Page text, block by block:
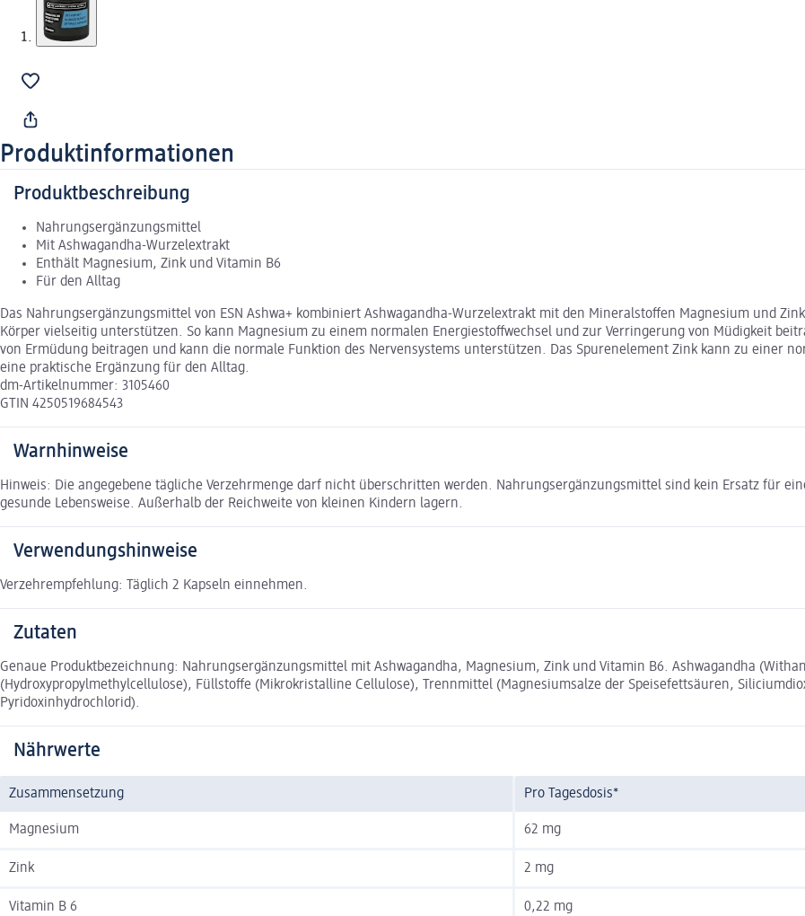
Produktinformationen
Produktbeschreibung
Nahrungsergänzungsmittel
Mit Ashwagandha-Wurzelextrakt
Enthält Magnesium, Zink und Vitamin B6
Für den Alltag
Das Nahrungsergänzungsmittel von ESN Ashwa+ kombiniert Ashwagandha-Wurzelextrakt mit den Mineralstoffen Magnesium und
Körper vielseitig unterstützen. So kann Magnesium zu einem normalen Energiestoffwechsel und zur Verringerung von Müdigkeit
von Ermüdung beitragen und kann die normale Funktion des Nervensystems unterstützen. Das Spurenelement Zink kann zu einer
eine praktische Ergänzung für den Alltag.
dm-Artikelnummer: 3105460
GTIN 4250519684543
Warnhinweise
Hinweis: Die angegebene tägliche Verzehrmenge darf nicht überschritten werden. Nahrungsergänzungsmittel sind kein Ersatz für
gesunde Lebensweise. Außerhalb der Reichweite von kleinen Kindern lagern.
Verwendungshinweise
Verzehrempfehlung: Täglich 2 Kapseln einnehmen.
Zutaten
Genaue Produktbezeichnung: Nahrungsergänzungsmittel mit Ashwagandha, Magnesium, Zink und Vitamin B6. Ashwagandha
(Hydroxypropylmethylcellulose), Füllstoffe (Mikrokristalline Cellulose), Trennmittel (Magnesiumsalze der Speisefettsäuren,
Pyridoxinhydrochlorid).
Nährwerte
Zusammensetzung Pro Tagesdosis*
Magnesium 62 mg
Zink 2 mg
Vitamin B 6 0,22 mg